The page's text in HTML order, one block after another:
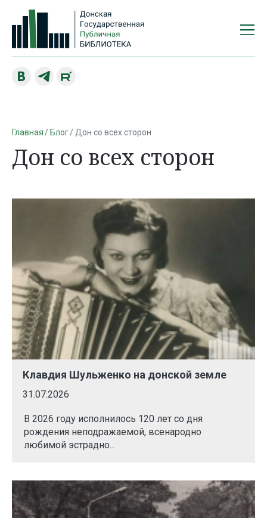
Главная Блог Дон со всех сторон
Дон со всех сторон
Клавдия Шульженко на донской земле
31.07.2026
В 2026 году исполнилось 120 лет со дня
рождения неподражаемой, всенародно
любимой эстрадно...